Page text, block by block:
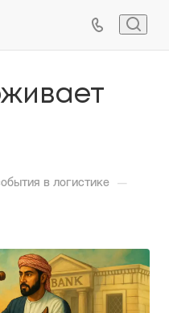
в логистике —